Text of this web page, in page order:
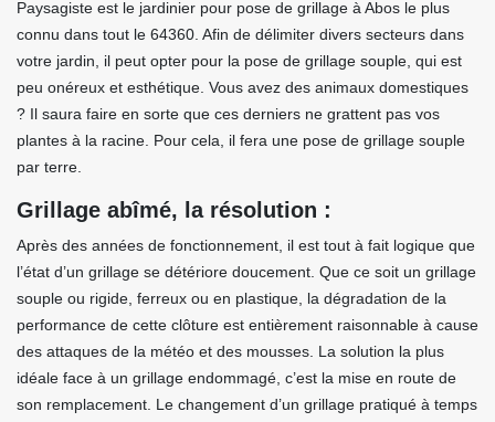
Paysagiste est le jardinier pour pose de grillage à Abos le plus
connu dans tout le 64360. Afin de délimiter divers secteurs dans
votre jardin, il peut opter pour la pose de grillage souple, qui est
peu onéreux et esthétique. Vous avez des animaux domestiques
? Il saura faire en sorte que ces derniers ne grattent pas vos
plantes à la racine. Pour cela, il fera une pose de grillage souple
par terre.
Grillage abîmé, la résolution :
Après des années de fonctionnement, il est tout à fait logique que
l’état d’un grillage se détériore doucement. Que ce soit un grillage
souple ou rigide, ferreux ou en plastique, la dégradation de la
performance de cette clôture est entièrement raisonnable à cause
des attaques de la météo et des mousses. La solution la plus
idéale face à un grillage endommagé, c’est la mise en route de
son remplacement. Le changement d’un grillage pratiqué à temps